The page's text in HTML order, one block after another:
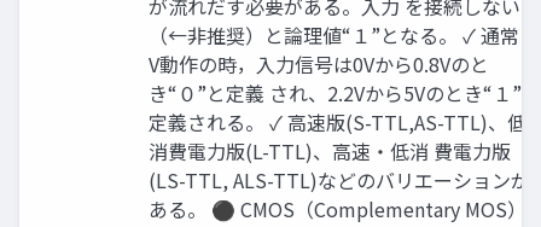
が流れだす必要がある。入力 を接続しない
（←非推奨）と論理値“１”となる。 ✓ 通常５
V動作の時，入力信号は0Vから0.8Vのと
き“０”と定義 され、2.2Vから5Vのとき“１”と
定義される。 ✓ 高速版(S-TTL,AS-TTL)、低
消費電力版(L-TTL)、高速・低消 費電力版
(LS-TTL, ALS-TTL)などのバリエーションが
ある。 ⚫ CMOS（Complementary MOS）